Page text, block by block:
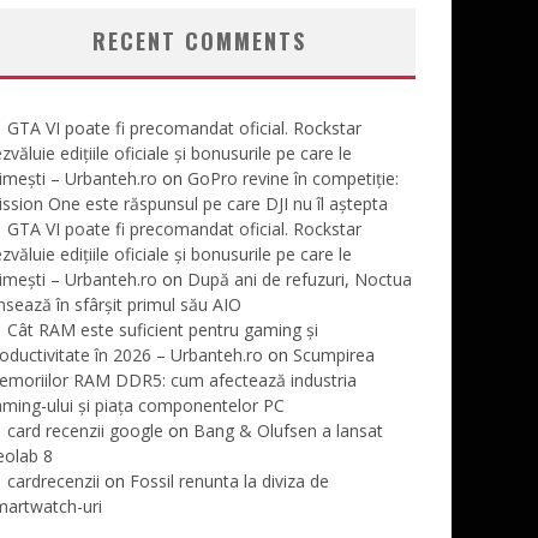
RECENT COMMENTS
GTA VI poate fi precomandat oficial. Rockstar
edițiile oficiale și bonusurile pe care le
– Urbanteh.ro on GoPro revine în competiție:
One este răspunsul pe care DJI nu îl aștepta
GTA VI poate fi precomandat oficial. Rockstar
edițiile oficiale și bonusurile pe care le
– Urbanteh.ro on După ani de refuzuri, Noctua
în sfârșit primul său AIO
Cât RAM este suficient pentru gaming și
în 2026 – Urbanteh.ro on Scumpirea
RAM DDR5: cum afectează industria
ului și piața componentelor PC
card recenzii google on Bang & Olufsen a lansat
8
cardrecenzii on Fossil renunta la diviza de
uri